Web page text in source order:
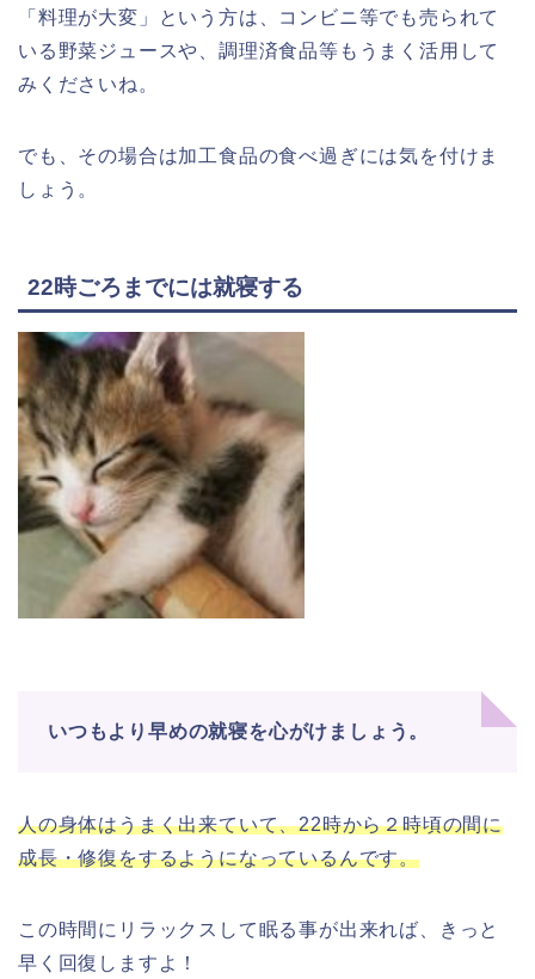
「料理が大変」という方は、コンビニ等でも売られて
いる野菜ジュースや、調理済食品等もうまく活用して
みくださいね。
でも、その場合は加工食品の食べ過ぎには気を付けま
しょう。
22時ごろまでには就寝する
いつもより早めの就寝を心がけましょう。
人の身体はうまく出来ていて、22時から２時頃の間に
成長・修復をするようになっているんです。
この時間にリラックスして眠る事が出来れば、きっと
早く回復しますよ！